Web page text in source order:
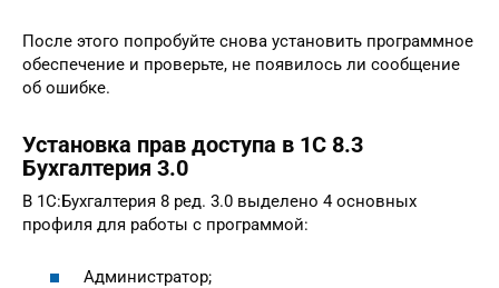
После этого попробуйте снова установить программное
обеспечение и проверьте, не появилось ли сообщение
об ошибке.
Установка прав доступа в 1С 8.3
Бухгалтерия 3.0
В 1С:Бухгалтерия 8 ред. 3.0 выделено 4 основных
профиля для работы с программой:
Администратор;